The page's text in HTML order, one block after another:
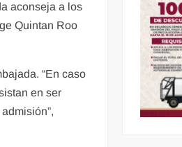
aconseja a los
Quintan Roo
“En caso
en ser